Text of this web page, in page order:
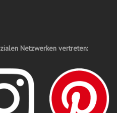
Netzwerken vertreten: